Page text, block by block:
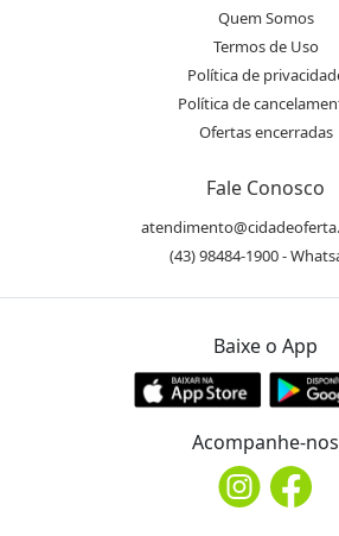
Quem Somos
Termos de Uso
Política de
Política de
Ofertas encerradas
Fale Conosco
(43) 98484-1900 -
Baixe o App
Acompanhe-nos